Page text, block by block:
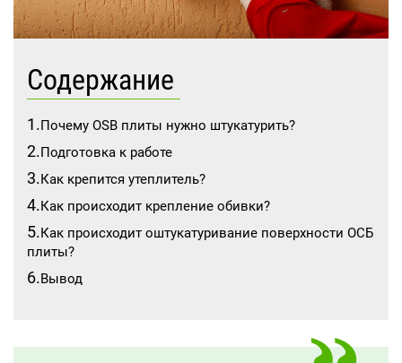
Содержание
Почему OSB плиты нужно штукатурить?
Подготовка к работе
Как крепится утеплитель?
Как происходит крепление обивки?
Как происходит оштукатуривание поверхности ОСБ
плиты?
Вывод